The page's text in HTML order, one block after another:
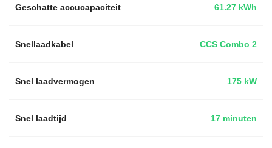
61.27 kWh
Geschatte accucapaciteit
Snellaadkabel CCS Combo 2
Snel laadvermogen 175 kW
Snel laadtijd 17 minuten